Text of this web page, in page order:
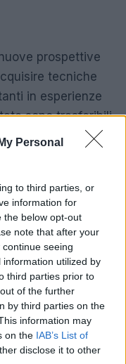
Personal
to third parties, or
information for
the below opt-out
note that after your
seeing
utilized by
third parties prior to
of the further
by third parties on the
information may
on the IAB’s List of
disclose it to other
prospettive
tecniche
in esperienze
sono trasferibili
di ruolo, giochi
Se il tuo
questo workshop
condotta da due
del genere.
dal look
tattico che
social. Ricorda